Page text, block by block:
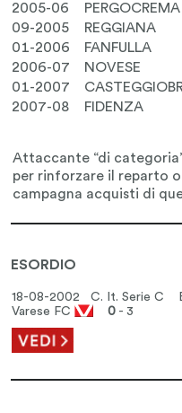
2005-06
PERGOCREMA
09-2005
REGGIANA
01-2006
FANFULLA
2006-07
NOVESE
01-2007
2007-08
FIDENZA
ESORDIO
18-08-2002 C. It. Serie C
Varese FC
0 - 3